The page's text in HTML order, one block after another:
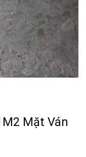
Mặt Ván